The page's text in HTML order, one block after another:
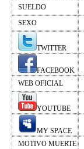
SUELDO
SEXO
TWITTER
FACEBOOK
WEB OFICIAL
YOUTUBE
MY SPACE
MOTIVO MUERTE